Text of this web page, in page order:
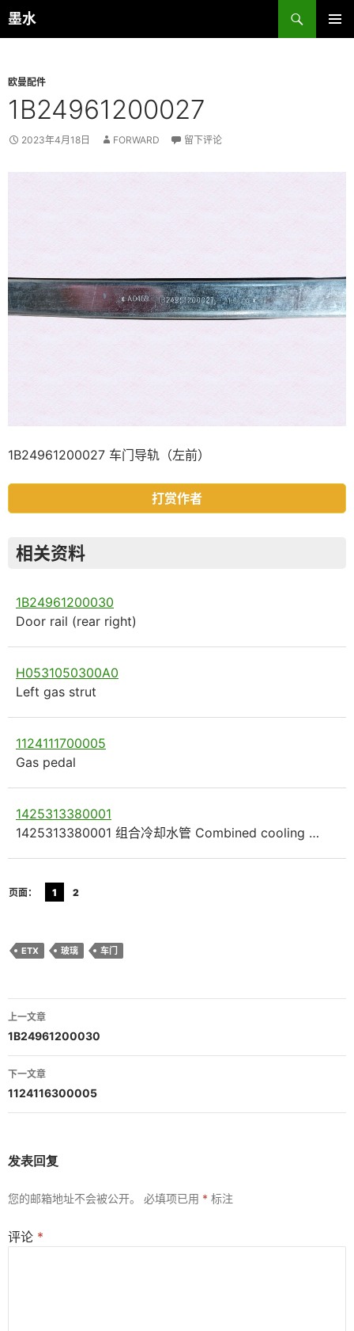
跳
至
墨水
搜
索
欧曼配件
1B24961200027
2023年4月18日 FORWARD 留下评论
1B24961200027 车门导轨（左前）
打赏作者
相关资料
1B24961200030
Door rail (rear right)
H0531050300A0
Left gas strut
1124111700005
Gas pedal
1425313380001
1425313380001 组合冷却水管 Combined cooling …
页面： 1 2
ETX 玻璃 车门
文
章
导
航
上一文章
1B24961200030
下一文章
1124116300005
发表回复
您的邮箱地址不会被公开。 必填项已用 * 标注
评论 *